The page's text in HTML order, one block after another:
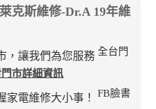
克斯維修-Dr.A 19年維
全台門
市詳細資訊
FB臉書